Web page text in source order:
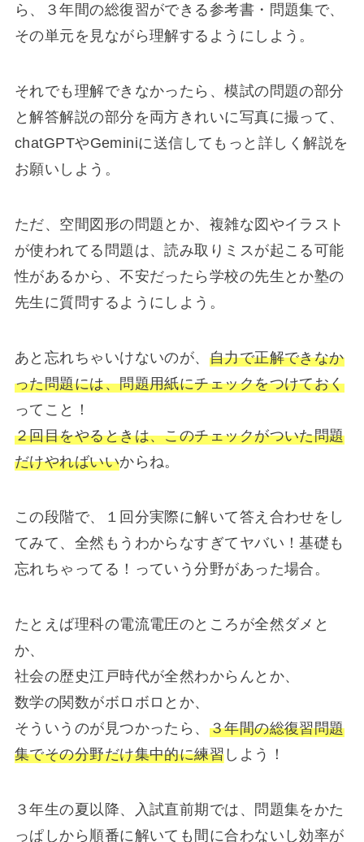
ら、３年間の総復習ができる参考書・問題集で、
その単元を見ながら理解するようにしよう。
それでも理解できなかったら、模試の問題の部分
と解答解説の部分を両方きれいに写真に撮って、
chatGPTやGeminiに送信してもっと詳しく解説を
お願いしよう。
ただ、空間図形の問題とか、複雑な図やイラスト
が使われてる問題は、読み取りミスが起こる可能
性があるから、不安だったら学校の先生とか塾の
先生に質問するようにしよう。
あと忘れちゃいけないのが、 自力で正解できなか
った問題には、問題用紙にチェックをつけておく
ってこと！
２回目をやるときは、このチェックがついた問題
だけやればいいからね。
この段階で、１回分実際に解いて答え合わせをし
てみて、全然もうわからなすぎてヤバい！基礎も
忘れちゃってる！っていう分野があった場合。
たとえば理科の電流電圧のところが全然ダメと
か、
社会の歴史江戸時代が全然わからんとか、
数学の関数がボロボロとか、
そういうのが見つかったら、 ３年間の総復習問題
集でその分野だけ集中的に練習 しよう！
３年生の夏以降、入試直前期では、問題集をかた
っぱしから順番に解いても間に合わないし効率が